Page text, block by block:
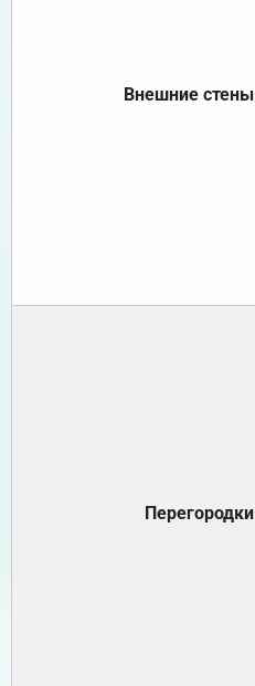
Внешние стены
Перегородки